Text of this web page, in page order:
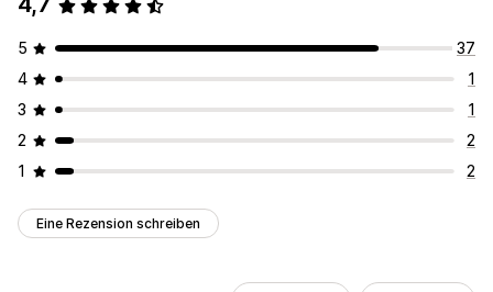
5
37
4
1
3
1
2
2
1
2
Eine Rezension schreiben